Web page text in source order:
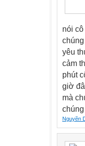
nói
yêu
cảm
phút
giờ
mà
Nguyẽn